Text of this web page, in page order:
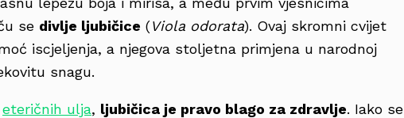
se divlje ljubičice (Viola odorata). Ovaj skromni cvijet
iscjeljenja, a njegova stoljetna primjena u narodnoj
snagu.
eteričnih ulja, ljubičica je pravo blago za zdravlje. Iako se